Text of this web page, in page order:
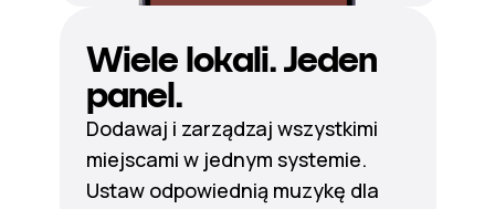
Wiele lokali. Jeden
panel.
Dodawaj i zarządzaj wszystkimi
miejscami w jednym systemie.
Ustaw odpowiednią muzykę dla